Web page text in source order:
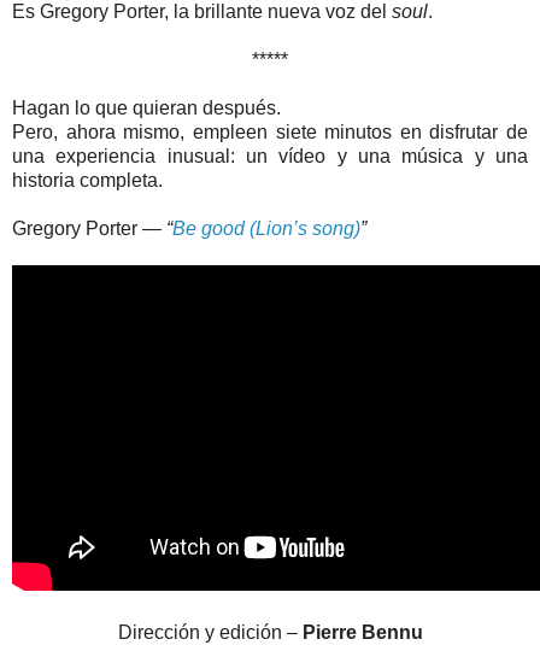
Es Gregory Porter, la brillante nueva voz del soul.
*****
Hagan lo que quieran después.
Pero, ahora mismo, empleen siete minutos en disfrutar de
una experiencia inusual: un vídeo y una música y una
historia completa.
Gregory Porter — “Be good (Lion’s song)”
Dirección y edición – Pierre Bennu